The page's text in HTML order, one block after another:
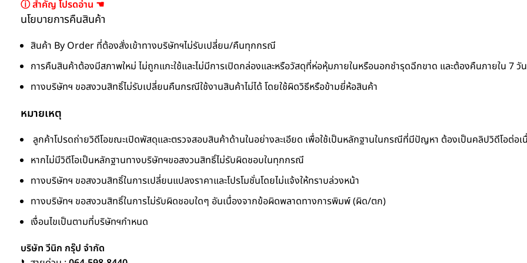
ⓘ สำคัญ โปรดอ่าน ☚
นโยบายการคืนสินค้า
สินค้า By Order ที่ต้องสั่งเข้าทางบริษัทฯไม่รับเปลี่ยน/คืนทุกกรณี
การคืนสินค้าต้องมีสภาพใหม่ ไม่ถูกแกะใช้และไม่มีการเปิดกล่องและหรือวัสดุที่ห่อหุ้มภายในหรือนอกชำรุดฉีกขาด และต้องคืนภายใน
ทางบริษัทฯ ขอสงวนสิทธิ์ไม่รับเปลี่ยนคืนกรณีใช้งานสินค้าไม่ได้ โดยใช้ผิดวิธีหรือข้ามยี่ห้อสินค้า
หมายเหตุ
ลูกค้าโปรดถ่ายวิดีโอขณะเปิดพัสดุและตรวจสอบสินค้าด้านในอย่างละเอียด เพื่อใช้เป็นหลักฐานในกรณีที่มีปัญหา ต้องเป็นคลิปวิดีโอต่อ
หากไม่มีวิดีโอเป็นหลักฐานทางบริษัทฯขอสงวนสิทธิ์ไม่รับผิดชอบในทุกกรณี
ทางบริษัทฯ ขอสงวนสิทธิ์ในการเปลี่ยนแปลงราคาและโปรโมชั่นโดยไม่แจ้งให้ทราบล่วงหน้า
ทางบริษัทฯ ขอสงวนสิทธิ์ในการไม่รับผิดชอบใดๆ อันเนื่องจากข้อผิดพลาดทางการพิมพ์ (ผิด/ตก)
เงื่อนไขเป็นตามที่บริษัทฯกำหนด
บริษัท วีนิก กรุ๊ป จำกัด